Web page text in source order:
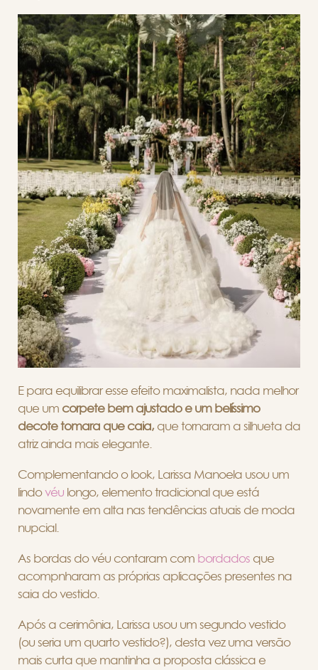
E para equilibrar esse efeito maximalista, nada melhor
que um corpete bem ajustado e um belíssimo
decote tomara que caia,que tornaram a silhueta da
atriz ainda mais elegante.
Complementando o look, Larissa Manoela usou um
lindovéu longo, elemento tradicional que está
novamente em alta nas tendências atuais de moda
nupcial.
As bordas do véu contaram com bordados que
acompnharam as próprias aplicações presentes na
saia do vestido.
Após a cerimônia, Larissa usou um segundo vestido
(ou seria um quarto vestido?), desta vez uma versão
mais curta que mantinha a proposta clássica e